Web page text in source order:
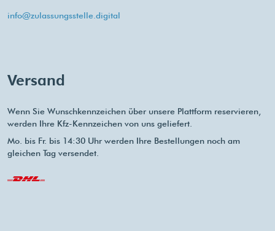
info@zulassungsstelle.digital
Versand
Wenn Sie Wunschkennzeichen über unsere Plattform reservieren,
werden Ihre Kfz-Kennzeichen von uns geliefert.
Mo. bis Fr. bis 14:30 Uhr werden Ihre Bestellungen noch am
gleichen Tag versendet.